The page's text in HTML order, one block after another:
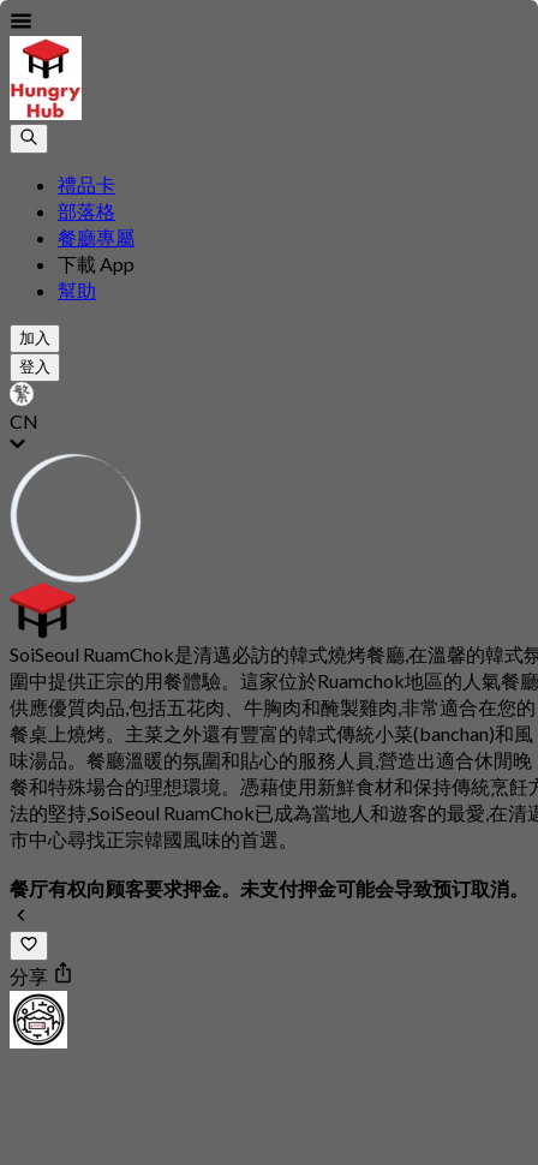
禮品卡
部落格
餐廳專屬
下載 App
幫助
加入
登入
CN
SoiSeoul RuamChok是清邁必訪的韓式燒烤餐廳,在溫馨的韓式
圍中提供正宗的用餐體驗。這家位於Ruamchok地區的人氣餐廳
供應優質肉品,包括五花肉、牛胸肉和醃製雞肉,非常適合在您的
餐桌上燒烤。主菜之外還有豐富的韓式傳統小菜(banchan)和風
味湯品。餐廳溫暖的氛圍和貼心的服務人員,營造出適合休閒晚
餐和特殊場合的理想環境。憑藉使用新鮮食材和保持傳統烹飪
法的堅持,SoiSeoul RuamChok已成為當地人和遊客的最愛,在清
市中心尋找正宗韓國風味的首選。
餐厅有权向顾客要求押金。未支付押金可能会导致预订取消。
分享